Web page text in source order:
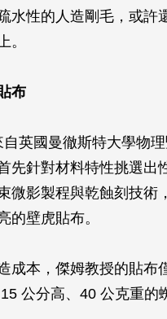
水性的人造剛毛，或許
。
布
自英國曼徹斯特大學物
先針對材料特性挑選出
微影製程與乾蝕刻技術
的壁虎貼布。
成本，傑姆教授的貼
公分高、40 公克重的